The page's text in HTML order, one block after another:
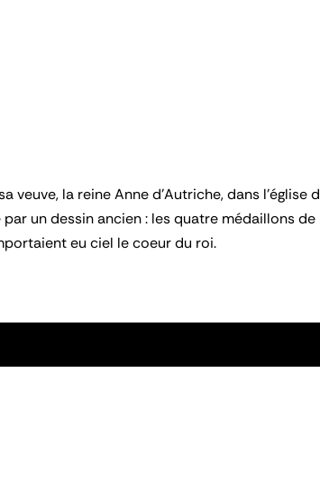
veuve, la reine Anne d'Autriche, dans l'église
un dessin ancien : les quatre médaillons
eu ciel le coeur du roi.